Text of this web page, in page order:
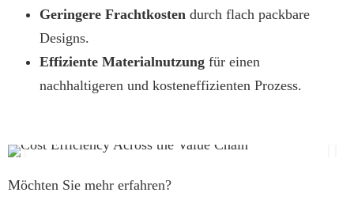
Geringere Frachtkosten durch flach packbare
Designs.
Effiziente Materialnutzung für einen
nachhaltigeren und kosteneffizienten Prozess.
Möchten Sie mehr erfahren?